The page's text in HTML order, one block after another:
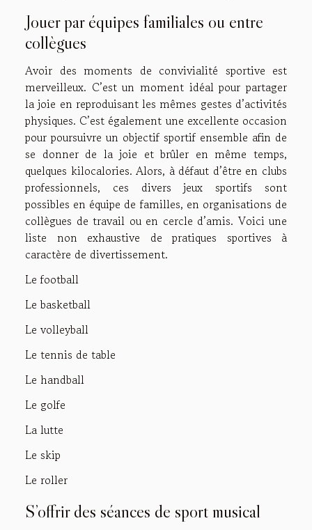
Jouer par équipes familiales ou entre
collègues
Avoir des moments de convivialité sportive est
merveilleux. C’est un moment idéal pour partager
la joie en reproduisant les mêmes gestes d’activités
physiques. C’est également une excellente occasion
pour poursuivre un objectif sportif ensemble afin de
se donner de la joie et brûler en même temps,
quelques kilocalories. Alors, à défaut d’être en clubs
professionnels, ces divers jeux sportifs sont
possibles en équipe de familles, en organisations de
collègues de travail ou en cercle d’amis. Voici une
liste non exhaustive de pratiques sportives à
caractère de divertissement.
Le football
Le basketball
Le volleyball
Le tennis de table
Le handball
Le golfe
La lutte
Le skip
Le roller
S’offrir des séances de sport musical